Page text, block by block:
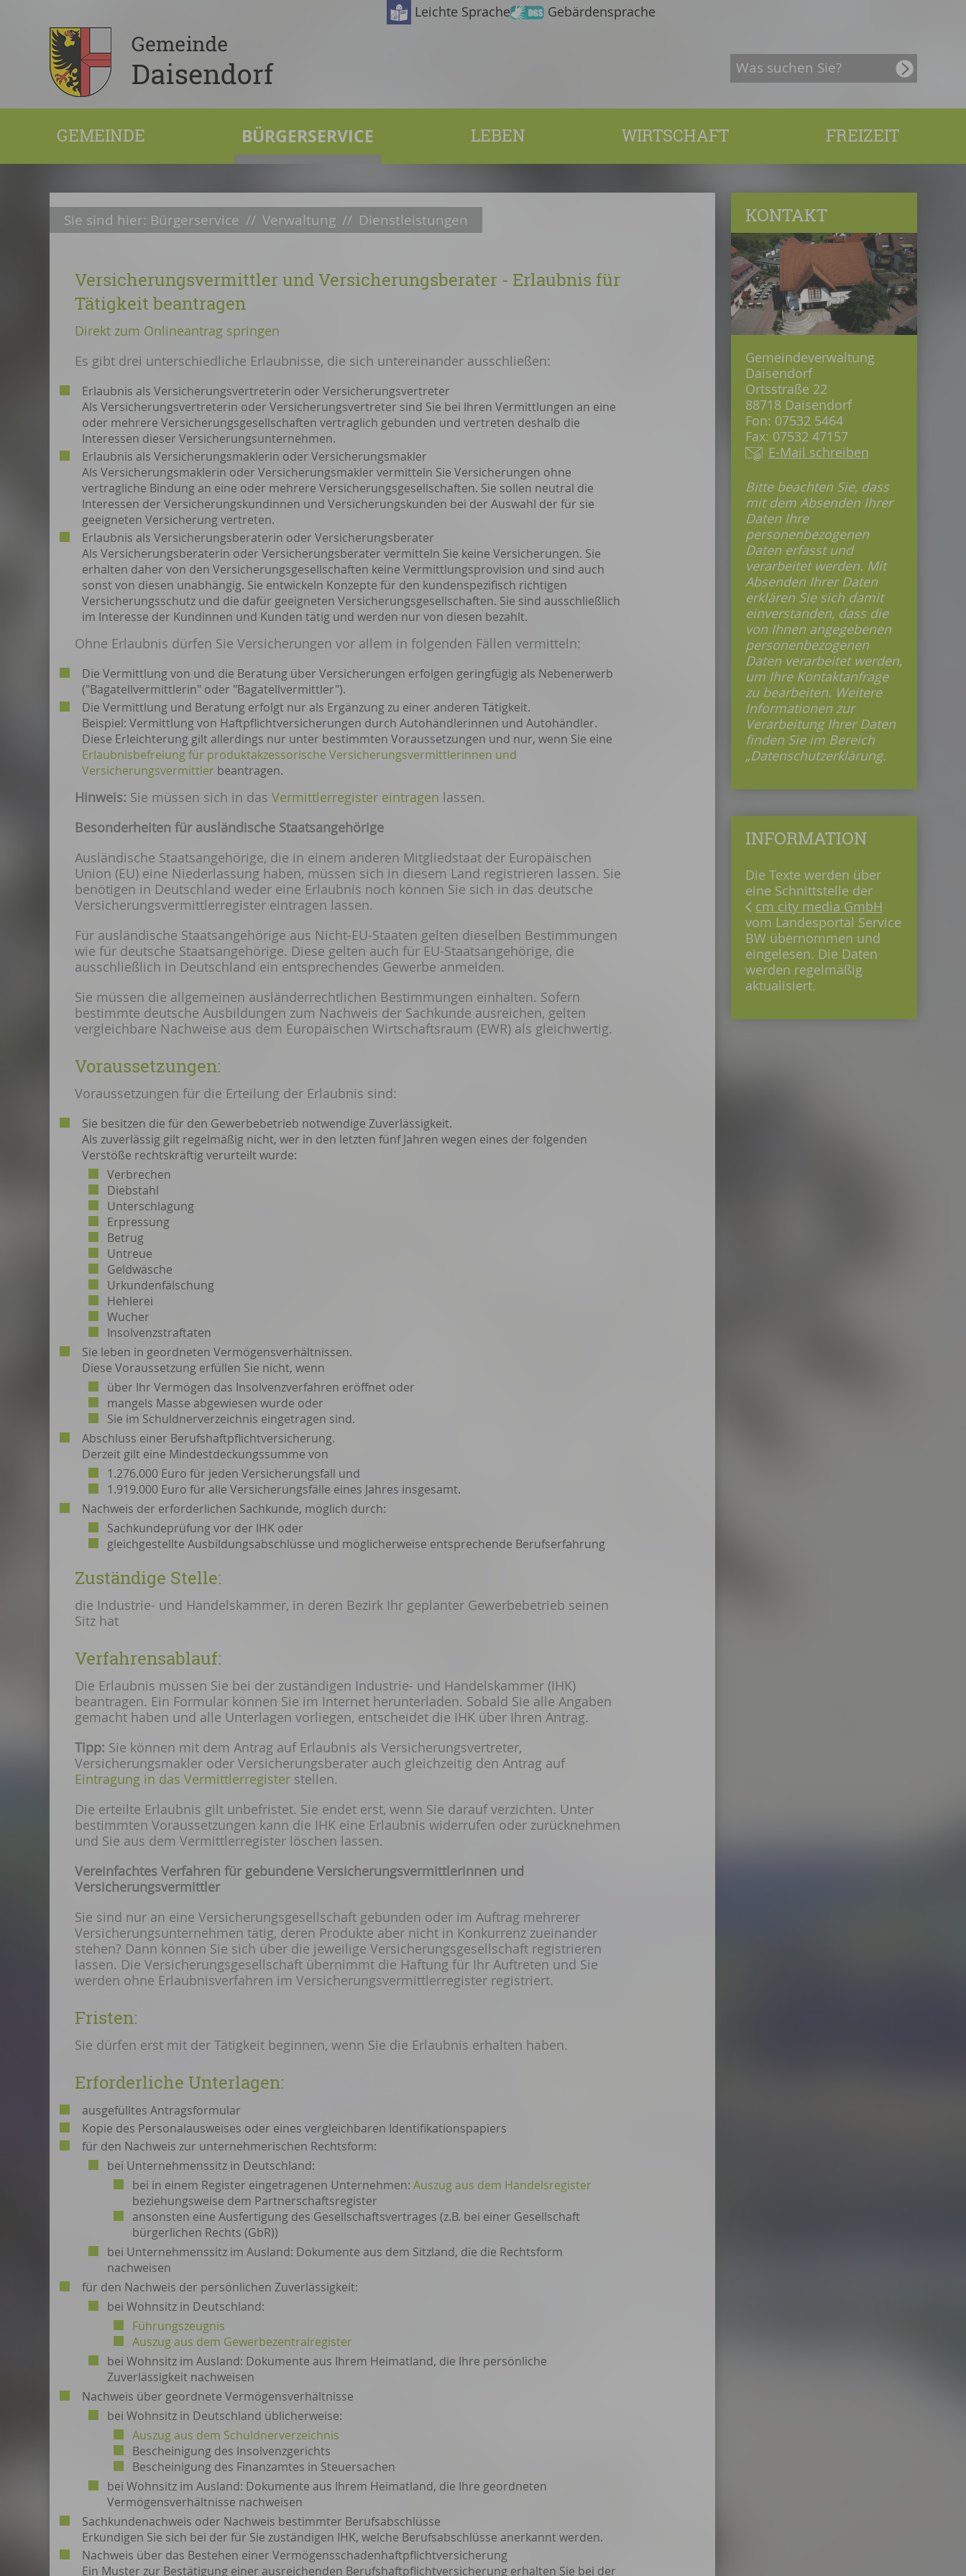
Leichte Sprache Gebärdensprache
GEMEINDE BÜRGERSERVICE LEBEN WIRTSCHAFT FREIZEIT
Sie sind hier: Bürgerservice // Verwaltung// Dienstleistungen
Versicherungsvermittler und Versicherungsberater - Erlaubnis für
Tätigkeit beantragen
Direkt zum Onlineantrag springen
Es gibt drei unterschiedliche Erlaubnisse, die sich untereinander ausschließen:
Erlaubnis als Versicherungsvertreterin oder Versicherungsvertreter
Als Versicherungsvertreterin oder Versicherungsvertreter sind Sie bei Ihren Vermittlungen an eine
oder mehrere Versicherungsgesellschaften vertraglich gebunden und vertreten deshalb die
Interessen dieser Versicherungsunternehmen.
Erlaubnis als Versicherungsmaklerin oder Versicherungsmakler
Als Versicherungsmaklerin oder Versicherungsmakler vermitteln Sie Versicherungen ohne
vertragliche Bindung an eine oder mehrere Versicherungsgesellschaften. Sie sollen neutral die
Interessen der Versicherungskundinnen und Versicherungskunden bei der Auswahl der für sie
geeigneten Versicherung vertreten.
Erlaubnis als Versicherungsberaterin oder Versicherungsberater
Als Versicherungsberaterin oder Versicherungsberater vermitteln Sie keine Versicherungen. Sie
erhalten daher von den Versicherungsgesellschaften keine Vermittlungsprovision und sind auch
sonst von diesen unabhängig. Sie entwickeln Konzepte für den kundenspezifisch richtigen
Versicherungsschutz und die dafür geeigneten Versicherungsgesellschaften. Sie sind ausschließlich
im Interesse der Kundinnen und Kunden tätig und werden nur von diesen bezahlt.
Ohne Erlaubnis dürfen Sie Versicherungen vor allem in folgenden Fällen vermitteln:
Die Vermittlung von und die Beratung über Versicherungen erfolgen geringfügig als Nebenerwerb
("Bagatellvermittlerin" oder "Bagatellvermittler").
Die Vermittlung und Beratung erfolgt nur als Ergänzung zu einer anderen Tätigkeit.
Beispiel: Vermittlung von Haftpflichtversicherungen durch Autohändlerinnen und Autohändler.
Diese Erleichterung gilt allerdings nur unter bestimmten Voraussetzungen und nur, wenn Sie eine
Erlaubnisbefreiung für produktakzessorische Versicherungsvermittlerinnen und
Versicherungsvermittler beantragen.
Hinweis: Sie müssen sich in das Vermittlerregister eintragen lassen.
Besonderheiten für ausländische Staatsangehörige
Ausländische Staatsangehörige, die in einem anderen Mitgliedstaat der Europäischen
Union (EU) eine Niederlassung haben, müssen sich in diesem Land registrieren lassen. Sie
benötigen in Deutschland weder eine Erlaubnis noch können Sie sich in das deutsche
Versicherungsvermittlerregister eintragen lassen.
Für ausländische Staatsangehörige aus Nicht-EU-Staaten gelten dieselben Bestimmungen
wie für deutsche Staatsangehörige. Diese gelten auch für EU-Staatsangehörige, die
ausschließlich in Deutschland ein entsprechendes Gewerbe anmelden.
Sie müssen die allgemeinen ausländerrechtlichen Bestimmungen einhalten. Sofern
bestimmte deutsche Ausbildungen zum Nachweis der Sachkunde ausreichen, gelten
vergleichbare Nachweise aus dem Europäischen Wirtschaftsraum (EWR) als gleichwertig.
Voraussetzungen:
Voraussetzungen für die Erteilung der Erlaubnis sind:
Sie besitzen die für den Gewerbebetrieb notwendige Zuverlässigkeit.
Als zuverlässig gilt regelmäßig nicht, wer in den letzten fünf Jahren wegen eines der folgenden
Verstöße rechtskräftig verurteilt wurde:
Verbrechen
Diebstahl
Unterschlagung
Erpressung
Betrug
Untreue
Geldwäsche
Urkundenfälschung
Hehlerei
Wucher
Insolvenzstraftaten
Sie leben in geordneten Vermögensverhältnissen.
Diese Voraussetzung erfüllen Sie nicht, wenn
über Ihr Vermögen das Insolvenzverfahren eröffnet oder
mangels Masse abgewiesen wurde oder
Sie im Schuldnerverzeichnis eingetragen sind.
Abschluss einer Berufshaftpflichtversicherung.
Derzeit gilt eine Mindestdeckungssumme von
1.276.000 Euro für jeden Versicherungsfall und
1.919.000 Euro für alle Versicherungsfälle eines Jahres insgesamt.
Nachweis der erforderlichen Sachkunde, möglich durch:
Sachkundeprüfung vor der IHK oder
gleichgestellte Ausbildungsabschlüsse und möglicherweise entsprechende Berufserfahrung
Zuständige Stelle:
die Industrie- und Handelskammer, in deren Bezirk Ihr geplanter Gewerbebetrieb seinen
Sitz hat
Verfahrensablauf:
Die Erlaubnis müssen Sie bei der zuständigen Industrie- und Handelskammer (IHK)
beantragen. Ein Formular können Sie im Internet herunterladen. Sobald Sie alle Angaben
gemacht haben und alle Unterlagen vorliegen, entscheidet die IHK über Ihren Antrag.
Tipp: Sie können mit dem Antrag auf Erlaubnis als Versicherungsvertreter,
Versicherungsmakler oder Versicherungsberater auch gleichzeitig den Antrag auf
Eintragung in das Vermittlerregisterstellen.
Die erteilte Erlaubnis gilt unbefristet. Sie endet erst, wenn Sie darauf verzichten. Unter
bestimmten Voraussetzungen kann die IHK eine Erlaubnis widerrufen oder zurücknehmen
und Sie aus dem Vermittlerregister löschen lassen.
Vereinfachtes Verfahren für gebundene Versicherungsvermittlerinnen und
Versicherungsvermittler
Sie sind nur an eine Versicherungsgesellschaft gebunden oder im Auftrag mehrerer
Versicherungsunternehmen tätig, deren Produkte aber nicht in Konkurrenz zueinander
stehen? Dann können Sie sich über die jeweilige Versicherungsgesellschaft registrieren
lassen. Die Versicherungsgesellschaft übernimmt die Haftung für Ihr Auftreten und Sie
werden ohne Erlaubnisverfahren im Versicherungsvermittlerregister registriert.
Fristen:
Sie dürfen erst mit der Tätigkeit beginnen, wenn Sie die Erlaubnis erhalten haben.
Erforderliche Unterlagen:
ausgefülltes Antragsformular
Kopie des Personalausweises oder eines vergleichbaren Identifikationspapiers
für den Nachweis zur unternehmerischen Rechtsform:
bei Unternehmenssitz in Deutschland:
bei in einem Register eingetragenen Unternehmen: Auszug aus dem Handelsregister
beziehungsweise dem Partnerschaftsregister
ansonsten eine Ausfertigung des Gesellschaftsvertrages (z.B. bei einer Gesellschaft
bürgerlichen Rechts (GbR))
bei Unternehmenssitz im Ausland: Dokumente aus dem Sitzland, die die Rechtsform
nachweisen
für den Nachweis der persönlichen Zuverlässigkeit:
bei Wohnsitz in Deutschland:
Führungszeugnis
Auszug aus dem Gewerbezentralregister
bei Wohnsitz im Ausland: Dokumente aus Ihrem Heimatland, die Ihre persönliche
Zuverlässigkeit nachweisen
Nachweis über geordnete Vermögensverhältnisse
bei Wohnsitz in Deutschland üblicherweise:
Auszug aus dem Schuldnerverzeichnis
Bescheinigung des Insolvenzgerichts
Bescheinigung des Finanzamtes in Steuersachen
bei Wohnsitz im Ausland: Dokumente aus Ihrem Heimatland, die Ihre geordneten
Vermögensverhältnisse nachweisen
Sachkundenachweis oder Nachweis bestimmter Berufsabschlüsse
Erkundigen Sie sich bei der für Sie zuständigen IHK, welche Berufsabschlüsse anerkannt werden.
Nachweis über das Bestehen einer Vermögensschadenhaftpflichtversicherung
Ein Muster zur Bestätigung einer ausreichenden Berufshaftpflichtversicherung erhalten Sie bei der
KONTAKT
Gemeindeverwaltung
Daisendorf
Ortsstraße 22
88718 Daisendorf
Fon: 07532 5464
Fax: 07532 47157
E-Mail schreiben
Bitte beachten Sie, dass
mit dem Absenden Ihrer
Daten Ihre
personenbezogenen
Daten erfasst und
verarbeitet werden. Mit
Absenden Ihrer Daten
erklären Sie sich damit
einverstanden, dass die
von Ihnen angegebenen
personenbezogenen
Daten verarbeitet werden,
um Ihre Kontaktanfrage
zu bearbeiten. Weitere
Informationen zur
Verarbeitung Ihrer Daten
finden Sie im Bereich
„Datenschutzerklärung.
INFORMATION
Die Texte werden über
eine Schnittstelle der
cm city media GmbH
vom Landesportal Service
BW übernommen und
eingelesen. Die Daten
werden regelmäßig
aktualisiert.